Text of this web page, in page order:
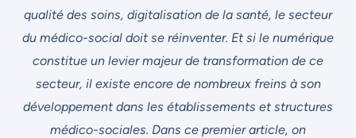
qualité des soins, digitalisation de la santé, le secteur
du médico-social doit se réinventer. Et si le numérique
constitue un levier majeur de transformation de ce
secteur, il existe encore de nombreux freins à son
développement dans les établissements et structures
médico-sociales. Dans ce premier article, on